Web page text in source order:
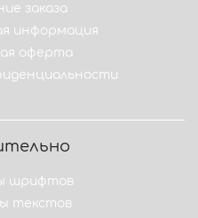
заказа
информация
оферта
шрифтов
текстов